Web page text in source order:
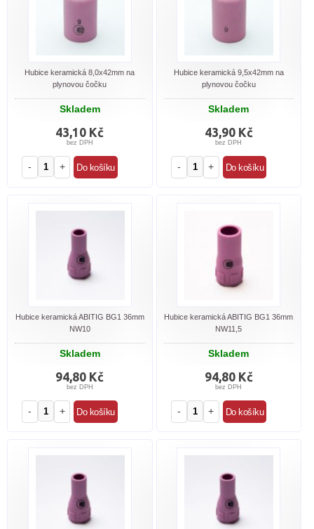
Hubice keramická 8,0x42mm na
plynovou čočku
Skladem
43,10 Kč
bez DPH
- +
Hubice keramická 9,5x42mm na
plynovou čočku
Skladem
43,90 Kč
bez DPH
- +
Hubice keramická ABITIG BG1 36mm
NW10
Skladem
94,80 Kč
bez DPH
- +
Hubice keramická ABITIG BG1 36mm
NW11,5
Skladem
94,80 Kč
bez DPH
- +